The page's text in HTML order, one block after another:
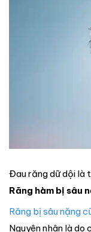
Đau răng dữ dội là
Răng hàm bị sâu
Răng bị sâu nặng
Nguyên nhân là